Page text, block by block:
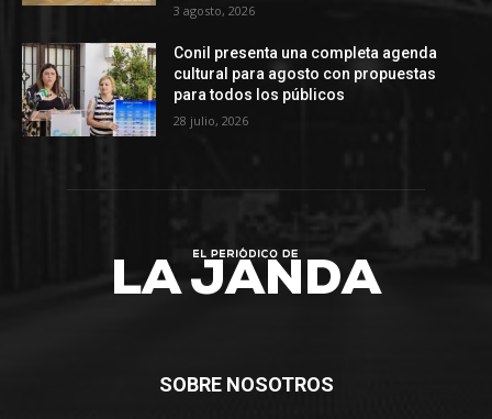
3 agosto, 2026
Conil presenta una completa agenda
cultural para agosto con propuestas
para todos los públicos
28 julio, 2026
SOBRE NOSOTROS